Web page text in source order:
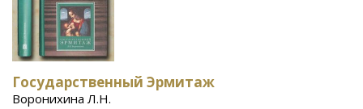
Государственный Эрмитаж
Воронихина Л.Н.